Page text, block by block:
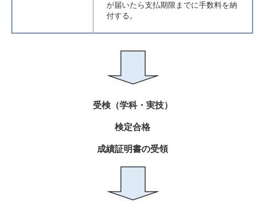
が届いたら支払期限までに手数料を納
付する。
受検（学科・実技）
検定合格
成績証明書の受領